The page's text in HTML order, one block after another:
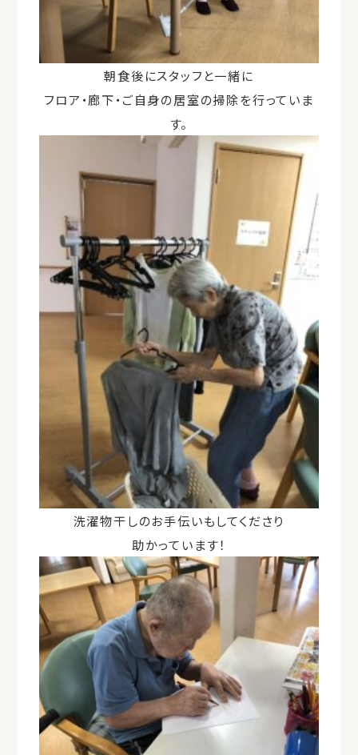
朝食後にスタッフと一緒に
フロア・廊下・ご自身の居室の掃除を行っていま
す。
洗濯物干しのお手伝いもしてくださり
助かっています！